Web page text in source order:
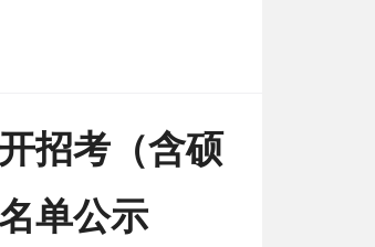
招考（含硕
单公示